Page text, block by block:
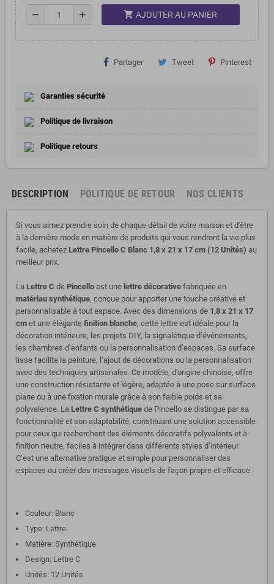
remove add shopping_cart AJOUTER AU PANIER
Partager Tweet Pinterest
Garanties sécurité
Politique de livraison
Politique retours
DESCRIPTION POLITIQUE DE RETOUR NOS CLIENTS
Si vous aimez prendre soin de chaque détail de votre maison et d'être
à la dernière mode en matière de produits qui vous rendront la vie plus
facile, achetez Lettre Pincello C Blanc 1,8 x 21 x 17 cm (12 Unités) au
meilleur prix.
La Lettre C de Pincello est une lettre décorative fabriquée en
matériau synthétique, conçue pour apporter une touche créative et
personnalisable à tout espace. Avec des dimensions de 1,8 x 21 x 17
cm et une élégante finition blanche, cette lettre est idéale pour la
décoration intérieure, les projets DIY, la signalétique d’événements,
les chambres d’enfants ou la personnalisation d’espaces. Sa surface
lisse facilite la peinture, l’ajout de décorations ou la personnalisation
avec des techniques artisanales. Ce modèle, d’origine chinoise, offre
une construction résistante et légère, adaptée à une pose sur surface
plane ou à une fixation murale grâce à son faible poids et sa
polyvalence. La Lettre C synthétique de Pincello se distingue par sa
fonctionnalité et son adaptabilité, constituant une solution accessible
pour ceux qui recherchent des éléments décoratifs polyvalents et à
finition neutre, faciles à intégrer dans différents styles d’intérieur.
C’est une alternative pratique et simple pour personnaliser des
espaces ou créer des messages visuels de façon propre et efficace.
Couleur: Blanc
Type: Lettre
Matière: Synthétique
Design: Lettre C
Unités: 12 Unités